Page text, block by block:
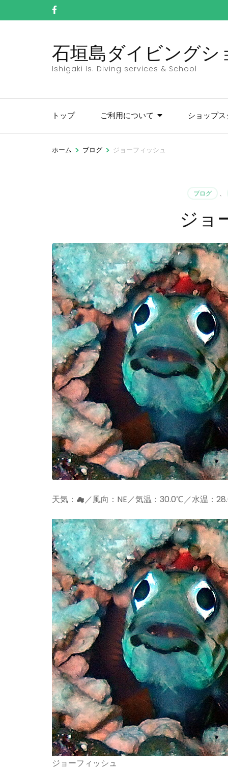
ン
プ
石垣島ダイビング
Ishigaki Is. Diving services & School
トップ ご利用について ショップ
ホーム > ブログ > ジョーフィッシュ
ブログ 、
ジョ
天気：☁／風向：NE／気温：30.0℃／水温：
ジョーフィッシュ